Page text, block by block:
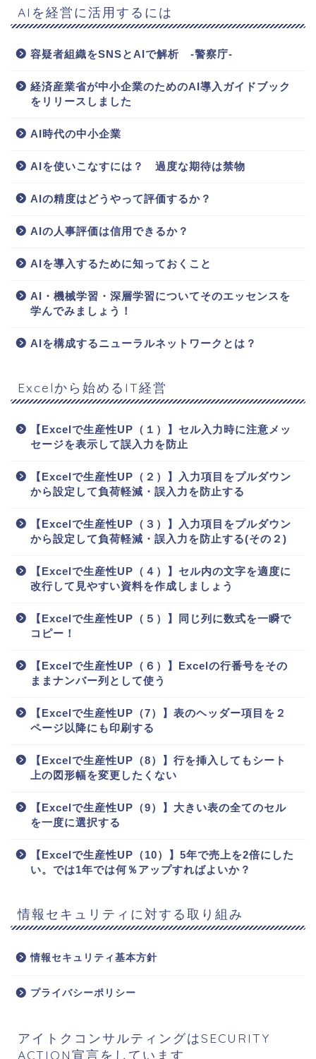
AIを経営に活用するには
容疑者組織をSNSとAIで解析 -警察庁-
経済産業省が中小企業のためのAI導入ガイドブック
をリリースしました
AI時代の中小企業
AIを使いこなすには？ 過度な期待は禁物
AIの精度はどうやって評価するか？
AIの人事評価は信用できるか？
AIを導入するために知っておくこと
AI・機械学習・深層学習についてそのエッセンスを
学んでみましょう！
AIを構成するニューラルネットワークとは？
Excelから始めるIT経営
【Excelで生産性UP（１）】セル入力時に注意メッ
セージを表示して誤入力を防止
【Excelで生産性UP（２）】入力項目をプルダウン
から設定して負荷軽減・誤入力を防止する
【Excelで生産性UP（３）】入力項目をプルダウン
から設定して負荷軽減・誤入力を防止する(その２)
【Excelで生産性UP（４）】セル内の文字を適度に
改行して見やすい資料を作成しましょう
【Excelで生産性UP（５）】同じ列に数式を一瞬で
コピー！
【Excelで生産性UP（６）】Excelの行番号をその
ままナンバー列として使う
【Excelで生産性UP（7）】表のヘッダー項目を２
ページ以降にも印刷する
【Excelで生産性UP（8）】行を挿入してもシート
上の図形幅を変更したくない
【Excelで生産性UP（9）】大きい表の全てのセル
を一度に選択する
【Excelで生産性UP（10）】5年で売上を2倍にした
い。では1年では何％アップすればよいか？
情報セキュリティに対する取り組み
情報セキュリティ基本方針
プライバシーポリシー
アイトクコンサルティングはSECURITY
ACTION宣言をしています